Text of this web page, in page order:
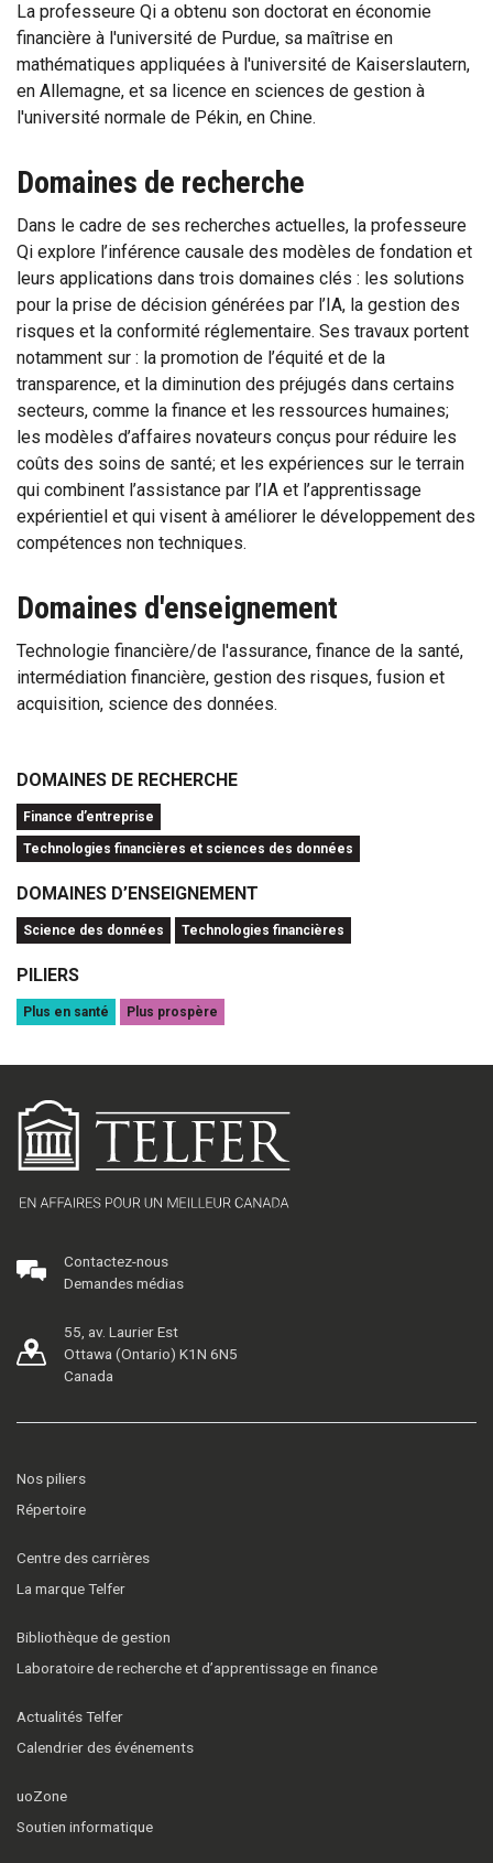
La professeure Qi a obtenu son doctorat en économie
financière à l'université de Purdue, sa maîtrise en
mathématiques appliquées à l'université de Kaiserslautern,
en Allemagne, et sa licence en sciences de gestion à
l'université normale de Pékin, en Chine.
Domaines de recherche
Dans le cadre de ses recherches actuelles, la professeure
Qi explore l’inférence causale des modèles de fondation et
leurs applications dans trois domaines clés : les solutions
pour la prise de décision générées par l’IA, la gestion des
risques et la conformité réglementaire. Ses travaux portent
notamment sur : la promotion de l’équité et de la
transparence, et la diminution des préjugés dans certains
secteurs, comme la finance et les ressources humaines;
les modèles d’affaires novateurs conçus pour réduire les
coûts des soins de santé; et les expériences sur le terrain
qui combinent l’assistance par l’IA et l’apprentissage
expérientiel et qui visent à améliorer le développement des
compétences non techniques.
Domaines d'enseignement
Technologie financière/de l'assurance, finance de la santé,
intermédiation financière, gestion des risques, fusion et
acquisition, science des données.
DOMAINES DE RECHERCHE
Finance d’entreprise
Technologies financières et sciences des données
DOMAINES D’ENSEIGNEMENT
Science des données Technologies financières
PILIERS
Plus en santé Plus prospère
Contactez-nous
Demandes médias
55, av. Laurier Est
Ottawa (Ontario) K1N 6N5
Canada
Nos piliers
Répertoire
Centre des carrières
La marque Telfer
Bibliothèque de gestion
Laboratoire de recherche et d’apprentissage en finance
Actualités Telfer
Calendrier des événements
uoZone
Soutien informatique